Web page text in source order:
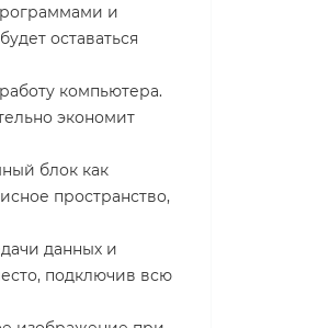
и
оставаться
компьютера.
экономит
блок как
пространство,
данных и
подключив всю